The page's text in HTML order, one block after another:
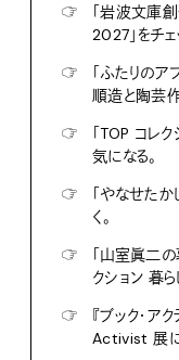
☞
「岩波文庫
2027」をチェ
☞
「ふたりの
順造と陶芸作
☞
「TOP コレ
気になる。
☞
「やなせた
く。
☞
「山室眞二
クション 暮ら
☞
『ブック・ア
Activist 展に